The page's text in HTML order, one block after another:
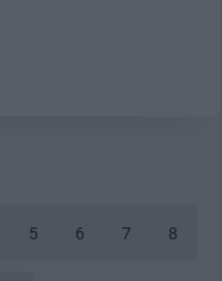
5 6 7 8